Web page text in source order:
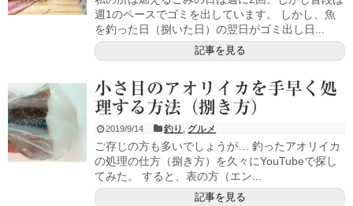
週1のペースでゴミを出しています。 しかし、魚
を釣った日（捌いた日）の翌日がゴミ出し日...
記事を見る
小さ目のアオリイカを手早く処
理する方法（捌き方）
2019/9/14 釣り グルメ
ご存じの方も多いでしょうが… 釣ったアオリイカ
の処理の仕方（捌き方）を久々にYouTubeで探し
てみた。 すると、表の方（エン...
記事を見る